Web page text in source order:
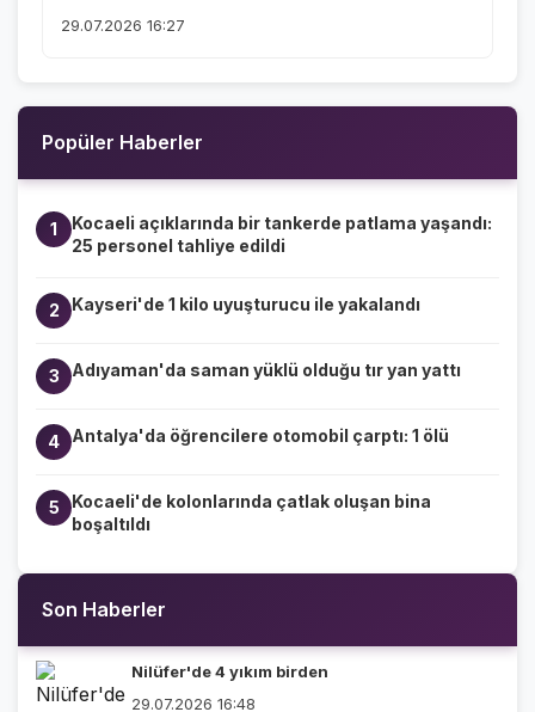
29.07.2026 16:27
Popüler Haberler
1
Kocaeli açıklarında bir tankerde patlama yaşandı:
25 personel tahliye edildi
2 Kayseri'de 1 kilo uyuşturucu ile yakalandı
3 Adıyaman'da saman yüklü olduğu tır yan yattı
4 Antalya'da öğrencilere otomobil çarptı: 1 ölü
5
Kocaeli'de kolonlarında çatlak oluşan bina
boşaltıldı
Son Haberler
Nilüfer'de 4 yıkım birden
29.07.2026 16:48